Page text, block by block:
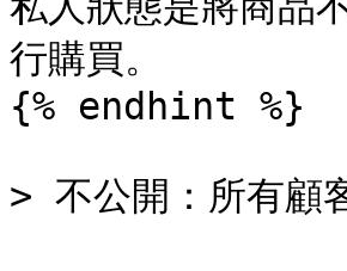
行購買。
{% endhint %}
> 不公開：所有顧